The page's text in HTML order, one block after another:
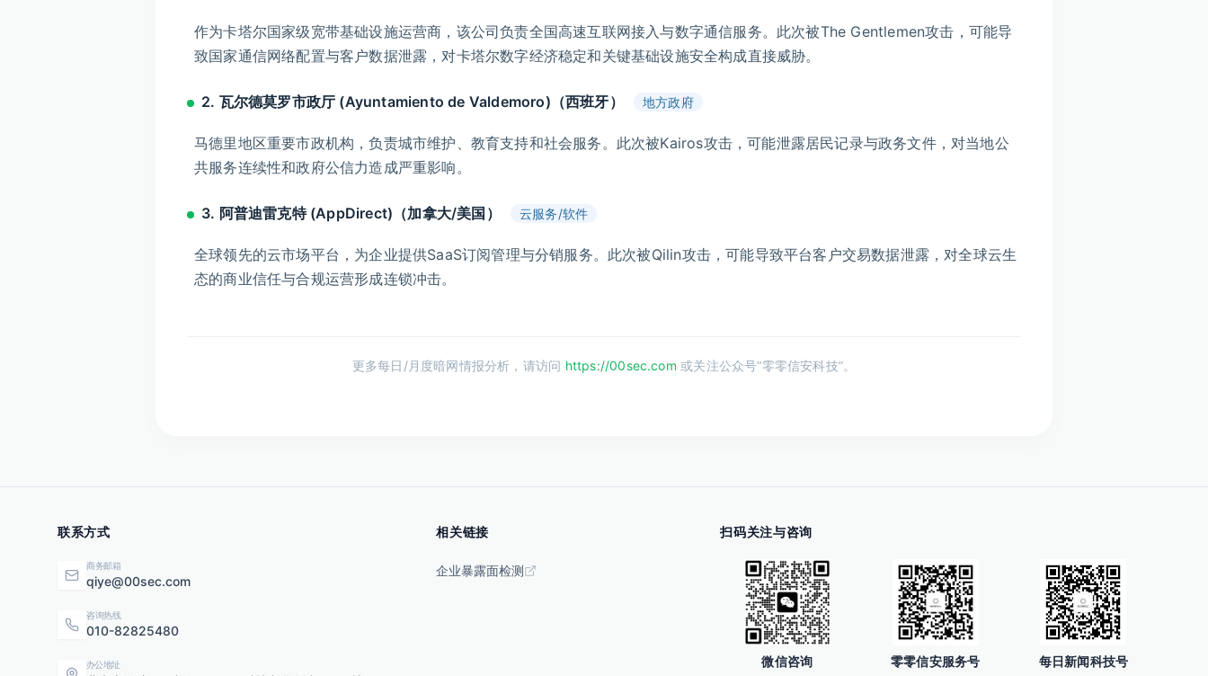
作为卡塔尔国家级宽带基础设施运营商，该公司负责全国高速互联网接入与数字通信服务。此次被The Gentlemen攻击，可能导
致国家通信网络配置与客户数据泄露，对卡塔尔数字经济稳定和关键基础设施安全构成直接威胁。
2. 瓦尔德莫罗市政厅 (Ayuntamiento de Valdemoro)（西班牙） 地方政府
马德里地区重要市政机构，负责城市维护、教育支持和社会服务。此次被Kairos攻击，可能泄露居民记录与政务文件，对当地公
共服务连续性和政府公信力造成严重影响。
3. 阿普迪雷克特 (AppDirect)（加拿大/美国） 云服务/软件
全球领先的云市场平台，为企业提供SaaS订阅管理与分销服务。此次被Qilin攻击，可能导致平台客户交易数据泄露，对全球云生
态的商业信任与合规运营形成连锁冲击。
更多每日/月度暗网情报分析，请访问 https://00sec.com 或关注公众号“零零信安科技”。
联系方式
商务邮箱
qiye@00sec.com
咨询热线
010-82825480
办公地址
相关链接
企业暴露面检测
扫码关注与咨询
微信咨询 零零信安服务号 每日新闻科技号